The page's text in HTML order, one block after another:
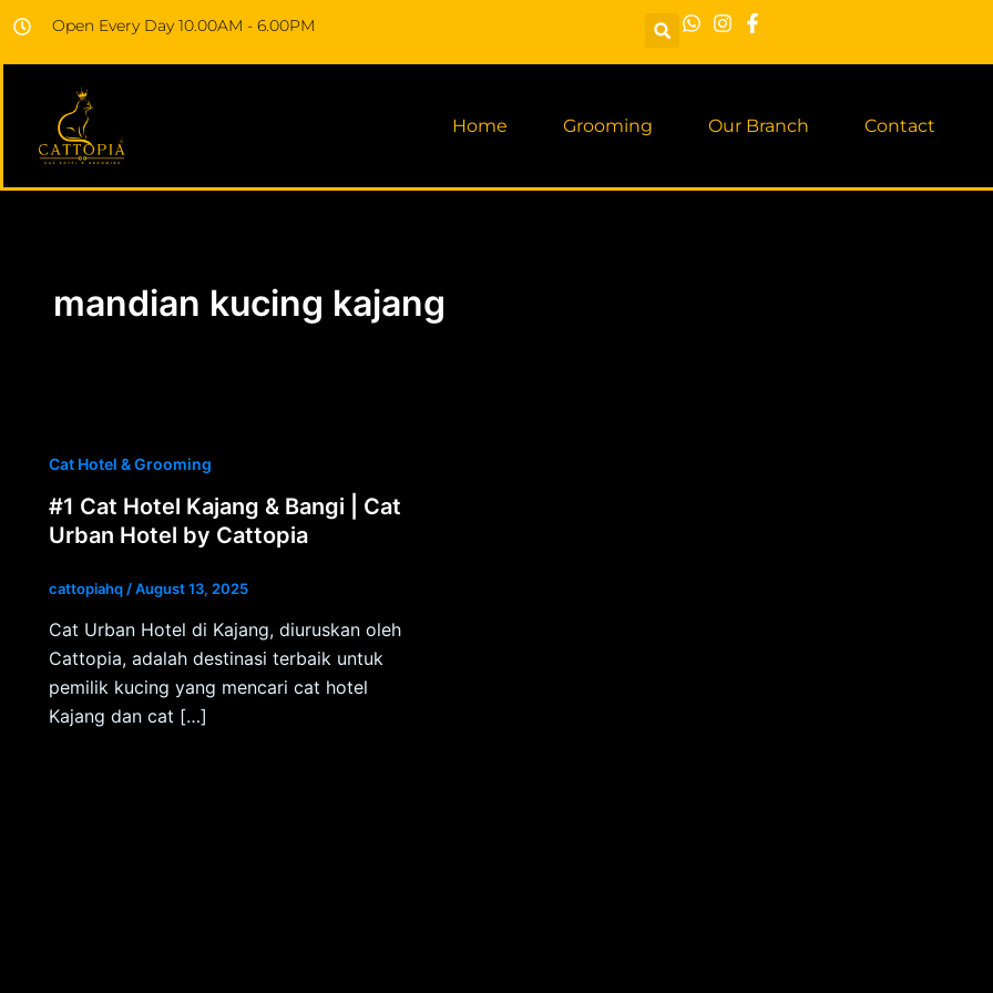
Skip
content
Open Every Day 10.00AM - 6.00PM
Home Grooming Our Branch Contact
mandian kucing kajang
Cat Hotel & Grooming
#1 Cat Hotel Kajang & Bangi | Cat
Urban Hotel by Cattopia
cattopiahq /August 13, 2025
Cat Urban Hotel di Kajang, diuruskan oleh
Cattopia, adalah destinasi terbaik untuk
pemilik kucing yang mencari cat hotel
Kajang dan cat […]